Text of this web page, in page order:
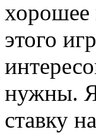
хорошее
этого
нужны.
ставку